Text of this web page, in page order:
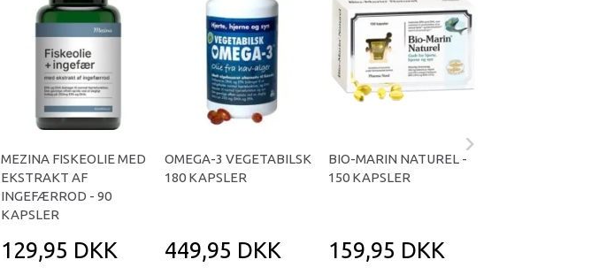
MEZINA FISKEOLIE MED
EKSTRAKT AF
INGEFÆRROD - 90
KAPSLER
129,95 DKK
OMEGA-3 VEGETABILSK
180 KAPSLER
449,95 DKK
BIO-MARIN NATUREL -
150 KAPSLER
159,95 DKK